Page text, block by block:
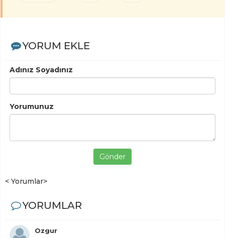
YORUM EKLE
Adınız Soyadınız
Yorumunuz
Gönder
< Yorumlar>
YORUMLAR
Ozgur